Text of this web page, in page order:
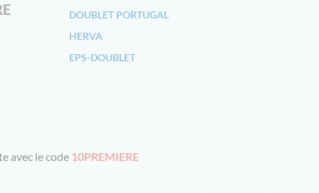
DOUBLET PORTUGAL
HERVA
EPS-DOUBLET
avec le code 10PREMIERE